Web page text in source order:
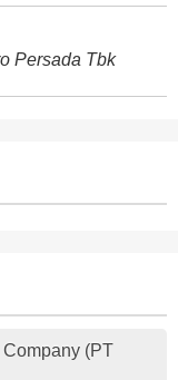
Persada Tbk
(PT